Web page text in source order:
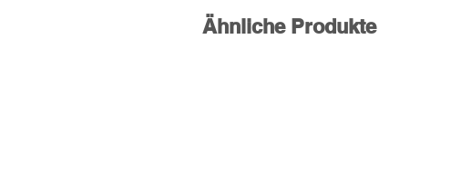
Ähnliche Produkte